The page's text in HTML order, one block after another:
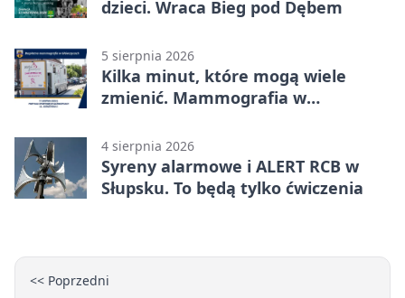
dzieci. Wraca Bieg pod Dębem
5 sierpnia 2026
Kilka minut, które mogą wiele
zmienić. Mammografia w
4 sierpnia 2026
Syreny alarmowe i ALERT RCB w
Słupsku. To będą tylko ćwiczenia
<< Poprzedni